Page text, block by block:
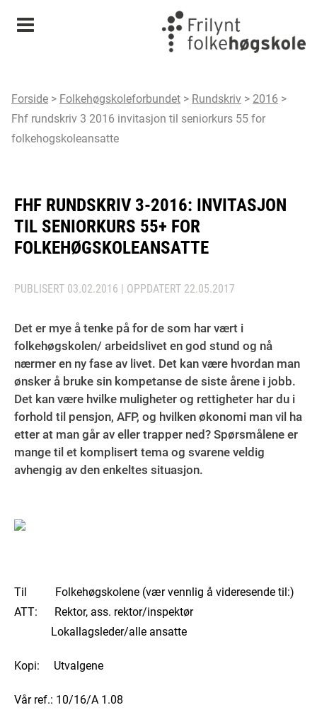
Meny
Forside > Folkehøgskoleforbundet > Rundskriv > 2016 >
Fhf rundskriv 3 2016 invitasjon til seniorkurs 55 for
folkehogskoleansatte
FHF RUNDSKRIV 3-2016: INVITASJON
TIL SENIORKURS 55+ FOR
FOLKEHØGSKOLEANSATTE
PUBLISERT 03.02.2016 | OPPDATERT 22.05.2017
Det er mye å tenke på for de som har vært i
folkehøgskolen/ arbeidslivet en god stund og nå
nærmer en ny fase av livet. Det kan være hvordan man
ønsker å bruke sin kompetanse de siste årene i jobb.
Det kan være hvilke muligheter og rettigheter har du i
forhold til pensjon, AFP, og hvilken økonomi man vil ha
etter at man går av eller trapper ned? Spørsmålene er
mange til et komplisert tema og svarene veldig
avhengig av den enkeltes situasjon.
Til Folkehøgskolene (vær vennlig å videresende til:)
ATT: Rektor, ass. rektor/inspektør
Lokallagsleder/alle ansatte
Kopi: Utvalgene
Vår ref.: 10/16/A 1.08